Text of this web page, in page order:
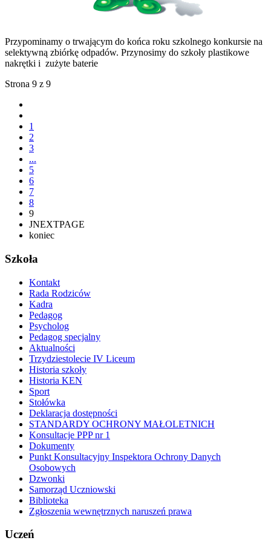
Przypominamy o trwającym do końca roku szkolnego konkursie na
selektywną zbiórkę odpadów. Przynosimy do szkoły plastikowe
nakrętki i zużyte baterie
Strona 9 z 9
1
2
3
...
5
6
7
8
9
JNEXTPAGE
koniec
Szkoła
Kontakt
Rada Rodziców
Kadra
Pedagog
Psycholog
Pedagog specjalny
Aktualności
Trzydziestolecie IV Liceum
Historia szkoły
Historia KEN
Sport
Stołówka
Deklaracja dostępności
STANDARDY OCHRONY MAŁOLETNICH
Konsultacje PPP nr 1
Dokumenty
Punkt Konsultacyjny Inspektora Ochrony Danych
Osobowych
Dzwonki
Samorząd Uczniowski
Biblioteka
Zgłoszenia wewnętrznych naruszeń prawa
Uczeń